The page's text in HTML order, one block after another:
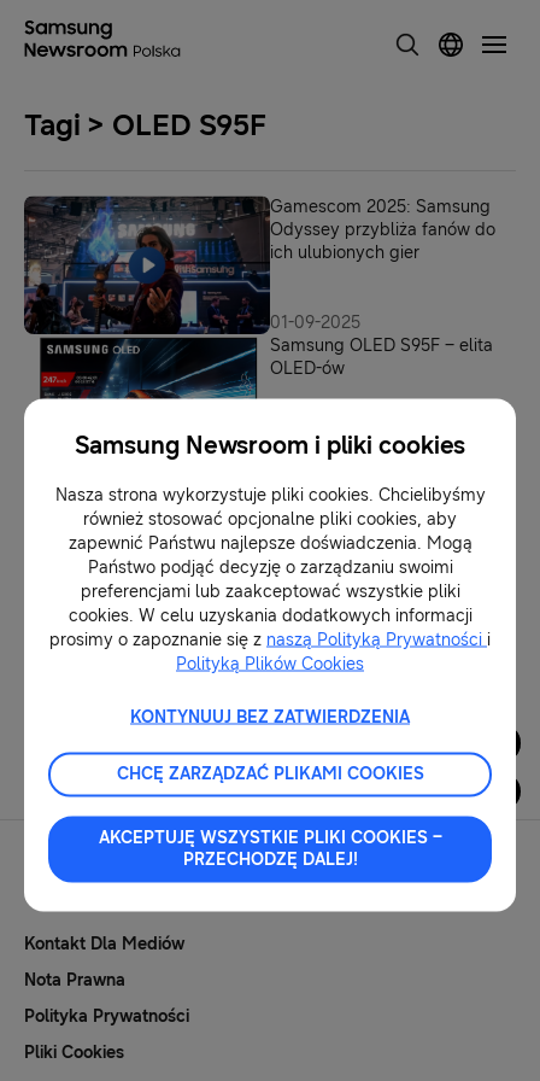
Tagi > OLED S95F
Gamescom 2025: Samsung
Odyssey przybliża fanów do
ich ulubionych gier
01-09-2025
Samsung OLED S95F – elita
OLED-ów
01-09-2025
Telewizory Samsung dla
graczy
07-08-2025
1
Kontakt Dla Mediów
Nota Prawna
Polityka Prywatności
Pliki Cookies
Samsung Newsroom i pliki cookies
Nasza strona wykorzystuje pliki cookies. Chcielibyśmy
również stosować opcjonalne pliki cookies, aby
zapewnić Państwu najlepsze doświadczenia. Mogą
Państwo podjąć decyzję o zarządzaniu swoimi
preferencjami lub zaakceptować wszystkie pliki
cookies. W celu uzyskania dodatkowych informacji
prosimy o zapoznanie się z naszą Polityką Prywatności i
Polityką Plików Cookies
KONTYNUUJ BEZ ZATWIERDZENIA
CHCĘ ZARZĄDZAĆ PLIKAMI COOKIES
AKCEPTUJĘ WSZYSTKIE PLIKI COOKIES –
PRZECHODZĘ DALEJ!